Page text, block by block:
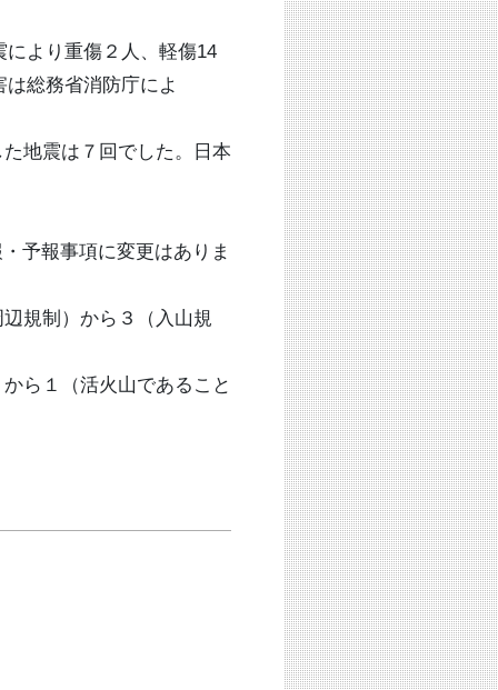
より重傷２人、軽傷14
総務省消防庁によ
地震は７回でした。日本
予報事項に変更はありま
規制）から３（入山規
ら１（活火山であること